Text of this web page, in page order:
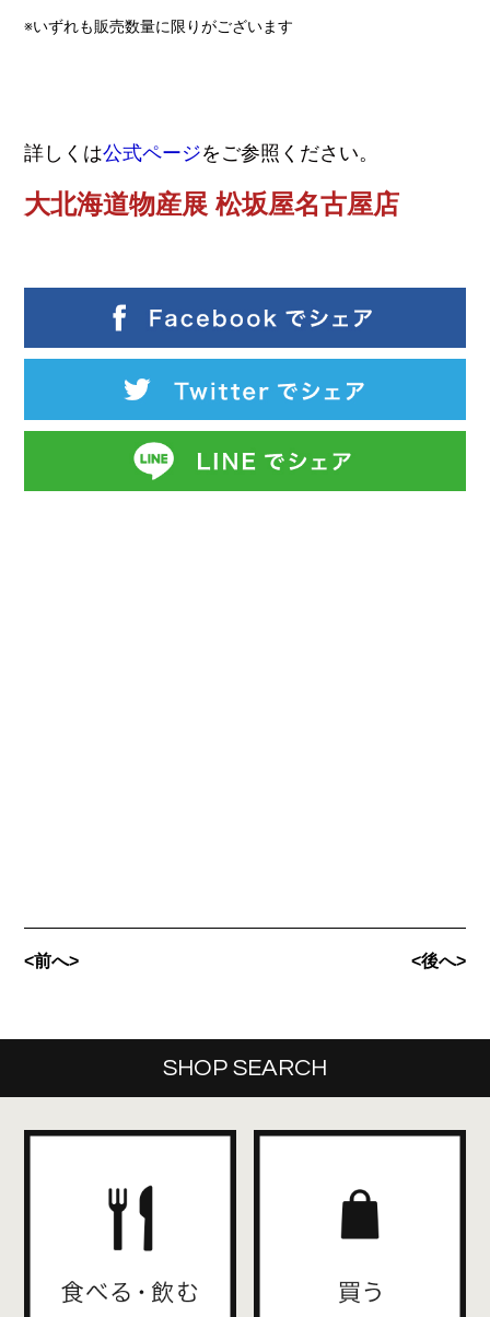
※いずれも販売数量に限りがございます
詳しくは公式ページをご参照ください。
大北海道物産展 松坂屋名古屋店
<前へ> <後へ>
SHOP SEARCH